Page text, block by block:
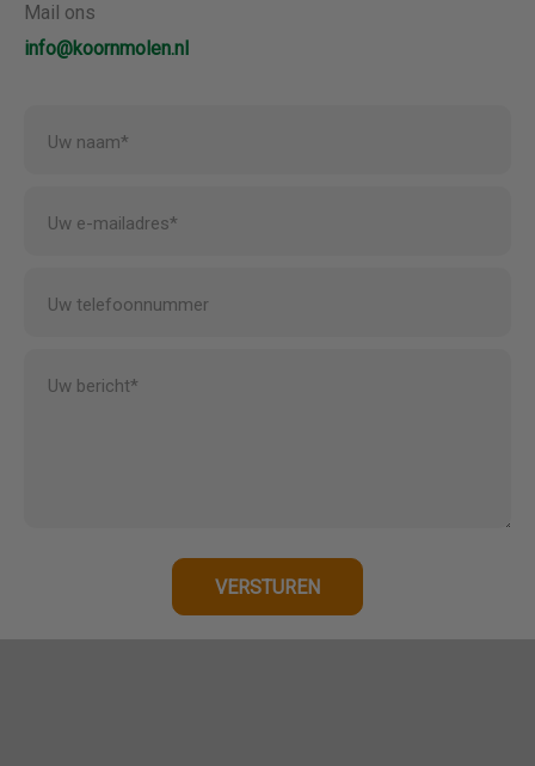
Mail ons
info@koornmolen.nl
Uw naam*
Uw e-mailadres*
Uw telefoonnummer
Uw bericht*